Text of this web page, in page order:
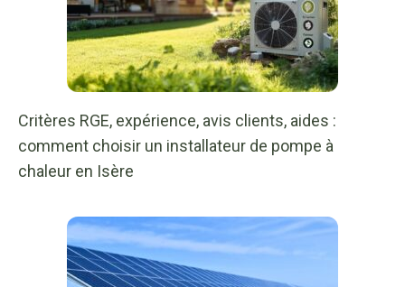
Critères RGE, expérience, avis clients, aides :
comment choisir un installateur de pompe à
chaleur en Isère